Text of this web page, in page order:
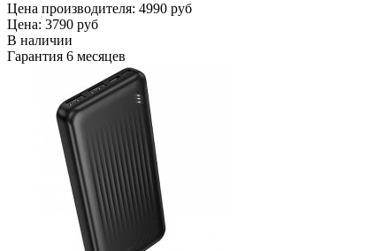
Цена производителя: 4990 руб
Цена: 3790 руб
В наличии
Гарантия 6 месяцев